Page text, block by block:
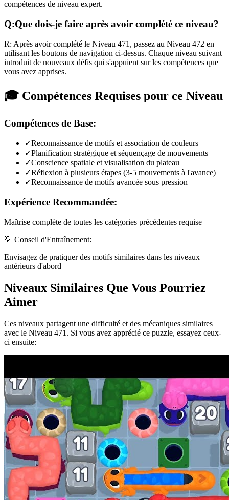
compétences de niveau expert.
Q:Que dois-je faire après avoir complété ce niveau?
R: Après avoir complété le Niveau 471 , passez au Niveau 472 en
utilisant les boutons de navigation ci-dessus. Chaque niveau suivant
introduit de nouveaux défis qui s'appuient sur les compétences que
vous avez apprises.
🎓 Compétences Requises pour ce Niveau
Compétences de Base:
✓Reconnaissance de motifs et association de couleurs
✓Planification stratégique et séquençage de mouvements
✓Conscience spatiale et visualisation du plateau
✓Réflexion à plusieurs étapes (3-5 mouvements à l'avance)
✓Reconnaissance de motifs avancée sous pression
Expérience Recommandée:
Maîtrise complète de toutes les catégories précédentes requise
💡 Conseil d'Entraînement:
Envisagez de pratiquer des motifs similaires dans les niveaux
antérieurs d'abord
Niveaux Similaires Que Vous Pourriez
Aimer
Ces niveaux partagent une difficulté et des mécaniques similaires
avec le Niveau 471 . Si vous avez apprécié ce puzzle, essayez ceux-
ci ensuite: